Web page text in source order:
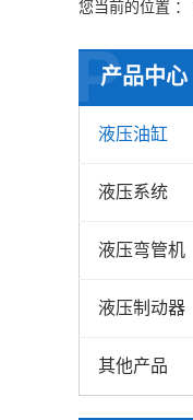
您当前的位置 ：
产品中心
P
液压油缸
液压系统
液压弯管机
液压制动器
其他产品